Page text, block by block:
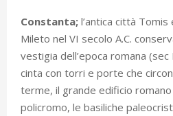
Constanta; l’antica città
Mileto nel VI secolo A.C.
vestigia dell’epoca romana (sec
cinta con torri e porte che
terme, il grande edificio
policromo, le basiliche